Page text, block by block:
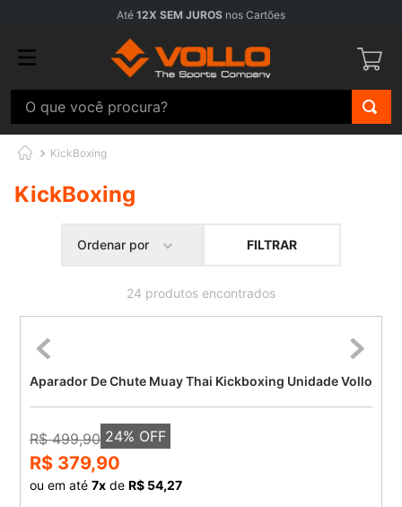
Até 12X SEM JUROS nos Cartões
O que você procura?
KickBoxing
KickBoxing
Ordenar por FILTRAR
24 produtos
Aparador De Chute Muay Thai Kickboxing Unidade Vollo
R$ 499,90 24% OFF
R$ 379,90
ou em até 7x de R$ 54,27